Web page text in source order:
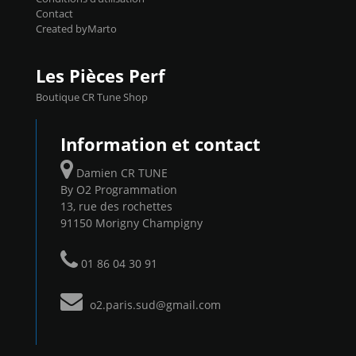
Contact
Created byMarto
Les Pièces Perf
Boutique CR Tune Shop
Information et contact
Damien CR TUNE
By O2 Programmation
13, rue des rochettes
91150 Morigny Champigny
01 86 04 30 91
o2.paris.sud@gmail.com